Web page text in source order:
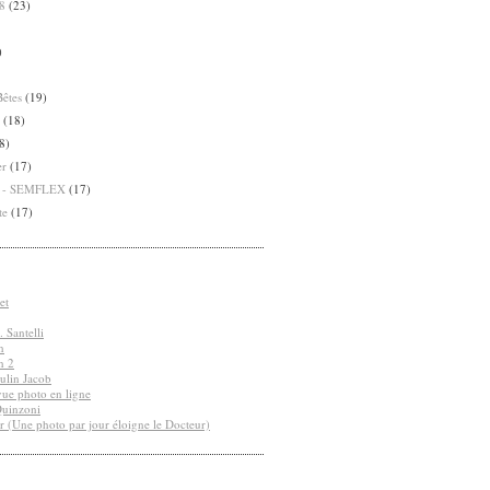
(23)
(19)
(18)
(17)
SEMFLEX (17)
(17)
Santelli
2
Jacob
photo en ligne
(Une photo par jour éloigne le Docteur)